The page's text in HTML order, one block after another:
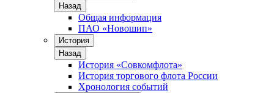
Назад
Общая информация
ПАО «Новошип»
История
Назад
История «Совкомфлота»
История торгового флота России
Хронология событий